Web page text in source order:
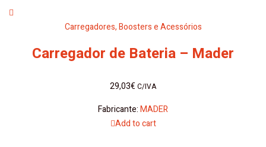
Carregadores, Boosters e Acessórios
Carregador de Bateria – Mader
29,03€ C/IVA
Fabricante:MADER
Add to cart